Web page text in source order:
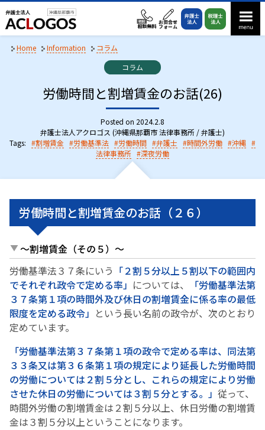
i
t
Home Information
コラム
C
a
e
g
o
r
i
e
s
コラム
労働時間と割増賃金のお話(26)
Posted on 2024.2.8
弁護士法人アクロゴス (沖縄県那覇市 法律事務所 / 弁護士)
Tags:
割増賃金 労働基準法 労働時間 弁護士 時間外労働
沖縄
法律事務所
深夜労働
労働時間と割増賃金のお話（２６）
～割増賃金（その５）～
労働基準法３７条にいう 「２割５分以上５割以下の範囲内
でそれぞれ政令で定める率」 については、
「労働基準法第
３７条第１項の時間外及び休日の割増賃金に係る率の最低
限度を定める政令」 という長い名前の政令が、次のとおり
定めています。
「労働基準法第３７条第１項の政令で定める率は、同法第
３３条又は第３６条第１項の規定により延長した労働時間
の労働については２割５分とし、これらの規定により労働
させた休日の労働については３割５分とする。」 従って、
時間外労働の割増賃金は２割５分以上、休日労働の割増賃
金は３割５分以上ということになります。